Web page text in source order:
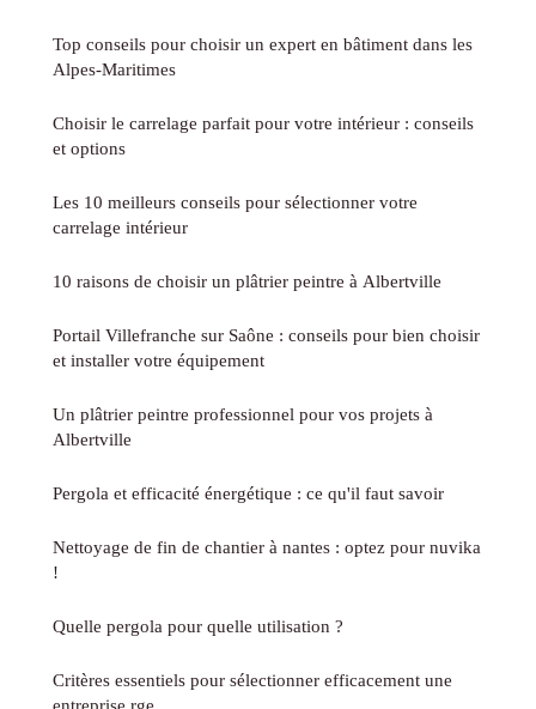
Top conseils pour choisir un expert en bâtiment dans les
Alpes-Maritimes
Choisir le carrelage parfait pour votre intérieur : conseils
et options
Les 10 meilleurs conseils pour sélectionner votre
carrelage intérieur
10 raisons de choisir un plâtrier peintre à Albertville
Portail Villefranche sur Saône : conseils pour bien choisir
et installer votre équipement
Un plâtrier peintre professionnel pour vos projets à
Albertville
Pergola et efficacité énergétique : ce qu'il faut savoir
Nettoyage de fin de chantier à nantes : optez pour nuvika
!
Quelle pergola pour quelle utilisation ?
Critères essentiels pour sélectionner efficacement une
entreprise rge